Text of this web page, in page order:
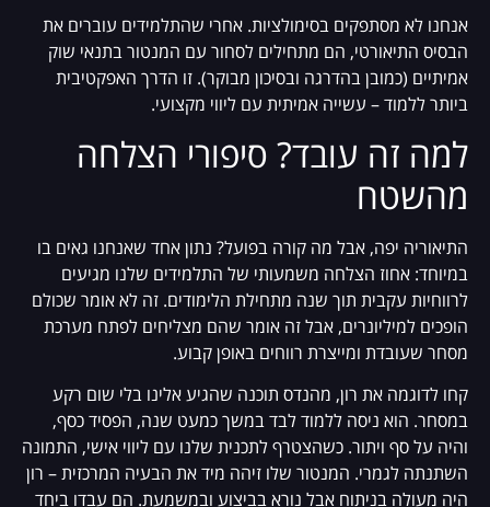
אנחנו לא מסתפקים בסימולציות. אחרי שהתלמידים עוברים את
הבסיס התיאורטי, הם מתחילים לסחור עם המנטור בתנאי שוק
אמיתיים (כמובן בהדרגה ובסיכון מבוקר). זו הדרך האפקטיבית
ביותר ללמוד – עשייה אמיתית עם ליווי מקצועי.
למה זה עובד? סיפורי הצלחה
מהשטח
התיאוריה יפה, אבל מה קורה בפועל? נתון אחד שאנחנו גאים בו
במיוחד: אחוז הצלחה משמעותי של התלמידים שלנו מגיעים
לרווחיות עקבית תוך שנה מתחילת הלימודים. זה לא אומר שכולם
הופכים למיליונרים, אבל זה אומר שהם מצליחים לפתח מערכת
מסחר שעובדת ומייצרת רווחים באופן קבוע.
קחו לדוגמה את רון, מהנדס תוכנה שהגיע אלינו בלי שום רקע
במסחר. הוא ניסה ללמוד לבד במשך כמעט שנה, הפסיד כסף,
והיה על סף ויתור. כשהצטרף לתכנית שלנו עם ליווי אישי, התמונה
השתנתה לגמרי. המנטור שלו זיהה מיד את הבעיה המרכזית – רון
היה מעולה בניתוח אבל נורא בביצוע ובמשמעת. הם עבדו ביחד